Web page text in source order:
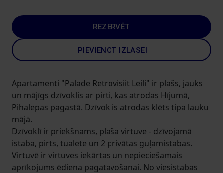
REZERVĒT
PIEVIENOT IZLASEI
Apartamenti "Palade Retrovisiit Leili" ir plašs, jauks
un mājīgs dzīvoklis ar pirti, kas atrodas Hījumā,
Pihalepas pagastā. Dzīvoklis atrodas klēts tipa lauku
mājā.
Dzīvoklī ir priekšnams, plaša virtuve - dzīvojamā
istaba, pirts, tualete un 2 privātas guļamistabas.
Virtuvē ir virtuves iekārtas un nepieciešamais
aprīkojums ēdiena pagatavošanai. No viesistabas